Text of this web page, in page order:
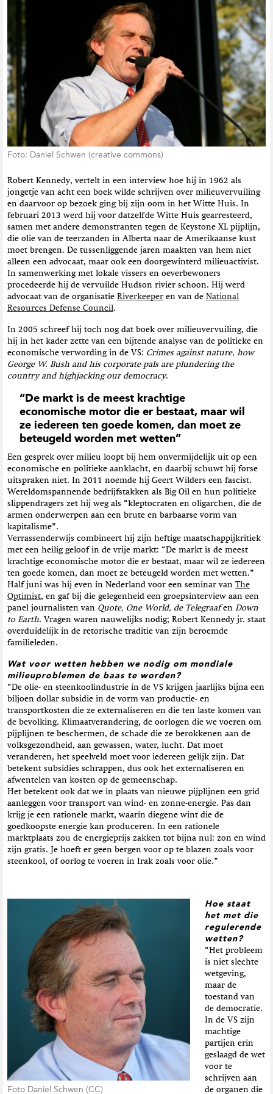
Foto: Daniel Schwen (creative commons)
Robert Kennedy, vertelt in een interview hoe hij in 1962 als
jongetje van acht een boek wilde schrijven over milieuvervuiling
en daarvoor op bezoek ging bij zijn oom in het Witte Huis. In
februari 2013 werd hij voor datzelfde Witte Huis gearresteerd,
samen met andere demonstranten tegen de Keystone XL pijplijn,
die olie van de teerzanden in Alberta naar de Amerikaanse kust
moet brengen. De tussenliggende jaren maakten van hem niet
alleen een advocaat, maar ook een doorgewinterd milieuactivist.
In samenwerking met lokale vissers en oeverbewoners
procedeerde hij de vervuilde Hudson rivier schoon. Hij werd
advocaat van de organisatie Riverkeeper en van de National
Resources Defense Council.
In 2005 schreef hij toch nog dat boek over milieuvervuiling, die
hij in het kader zette van een bijtende analyse van de politieke en
economische verwording in de VS: Crimes against nature, how
George W. Bush and his corporate pals are plundering the
country and highjacking our democracy.
“De markt is de meest krachtige
economische motor die er bestaat, maar wil
ze iedereen ten goede komen, dan moet ze
beteugeld worden met wetten”
Een gesprek over milieu loopt bij hem onvermijdelijk uit op een
economische en politieke aanklacht, en daarbij schuwt hij forse
uitspraken niet. In 2011 noemde hij Geert Wilders een fascist.
Wereldomspannende bedrijfstakken als Big Oil en hun politieke
slippendragers zet hij weg als “kleptocraten en oligarchen, die de
armen onderwerpen aan een brute en barbaarse vorm van
kapitalisme”.
Verrassenderwijs combineert hij zijn heftige maatschappijkritiek
met een heilig geloof in de vrije markt: “De markt is de meest
krachtige economische motor die er bestaat, maar wil ze iedereen
ten goede komen, dan moet ze beteugeld worden met wetten.”
Half juni was hij even in Nederland voor een seminar van The
Optimist, en gaf bij die gelegenheid een groepsinterview aan een
panel journalisten van Quote, One World, de Telegraafen Down
to Earth. Vragen waren nauwelijks nodig; Robert Kennedy jr. staat
overduidelijk in de retorische traditie van zijn beroemde
familieleden.
Wat voor wetten hebben we nodig om mondiale
milieuproblemen de baas te worden?
“De olie- en steenkoolindustrie in de VS krijgen jaarlijks bijna een
biljoen dollar subsidie in de vorm van productie- en
transportkosten die ze externaliseren en die ten laste komen van
de bevolking. Klimaatverandering, de oorlogen die we voeren om
pijplijnen te beschermen, de schade die ze berokkenen aan de
volksgezondheid, aan gewassen, water, lucht. Dat moet
veranderen, het speelveld moet voor iedereen gelijk zijn. Dat
betekent subsidies schrappen, dus ook het externaliseren en
afwentelen van kosten op de gemeenschap.
Het betekent ook dat we in plaats van nieuwe pijplijnen een grid
aanleggen voor transport van wind- en zonne-energie. Pas dan
krijg je een rationele markt, waarin diegene wint die de
goedkoopste energie kan produceren. In een rationele
marktplaats zou de energieprijs zakken tot bijna nul: zon en wind
zijn gratis. Je hoeft er geen bergen voor op te blazen zoals voor
steenkool, of oorlog te voeren in Irak zoals voor olie.”
Foto Daniel Schwen (CC)
Hoe staat
het met die
regulerende
wetten?
“Het probleem
is niet slechte
wetgeving,
maar de
toestand van
de democratie.
In de VS zijn
machtige
partijen erin
geslaagd de wet
voor te
schrijven aan
de organen die